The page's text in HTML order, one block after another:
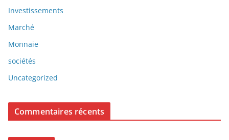
Investissements
Marché
Monnaie
sociétés
Uncategorized
Commentaires récents